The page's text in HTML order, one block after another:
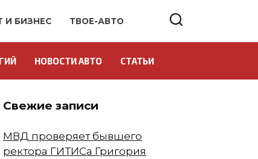
И БИЗНЕС ТВОЕ-АВТО
НОВОСТИ АВТО СТАТЬИ
Свежие записи
МВД проверяет бывшего
ректора ГИТИСа Григория